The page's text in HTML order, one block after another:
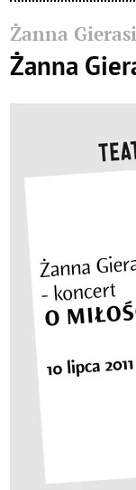
Żanna
Żanna